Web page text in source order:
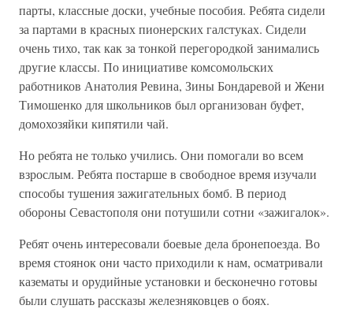
парты, классные доски, учебные пособия. Ребята сидели
за партами в красных пионерских галстуках. Сидели
очень тихо, так как за тонкой перегородкой занимались
другие классы. По инициативе комсомольских
работников Анатолия Ревина, Зины Бондаревой и Жени
Тимошенко для школьников был организован буфет,
домохозяйки кипятили чай.
Но ребята не только учились. Они помогали во всем
взрослым. Ребята постарше в свободное время изучали
способы тушения зажигательных бомб. В период
обороны Севастополя они потушили сотни «зажигалок».
Ребят очень интересовали боевые дела бронепоезда. Во
время стоянок они часто приходили к нам, осматривали
казематы и орудийные установки и бесконечно готовы
были слушать рассказы железняковцев о боях.